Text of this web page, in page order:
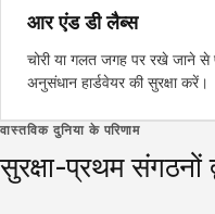
आर एंड डी लैब्स
चोरी या गलत जगह पर रखे जाने से
अनुसंधान हार्डवेयर की सुरक्षा करें।
वास्तविक दुनिया के परिणाम
सुरक्षा-प्रथम संगठनों